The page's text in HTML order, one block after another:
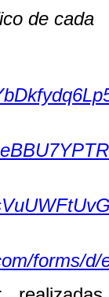
de cada
forms/